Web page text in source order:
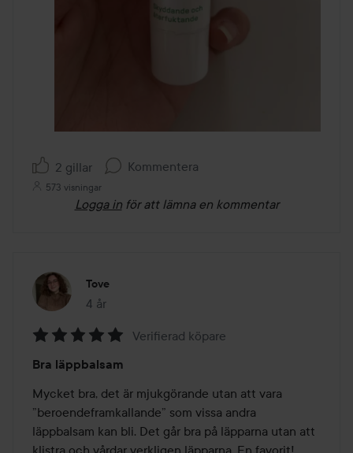
2 gillar Kommentera
573 visningar
Logga in för att lämna en kommentar
Tove
4 år
Inlägget skapades 4 år
5
av
5
Verifierad köpare
Bra läppbalsam
Mycket bra, det är mjukgörande utan att vara
”beroendeframkallande” som vissa andra
läppbalsam kan bli. Det går bra på läpparna utan att